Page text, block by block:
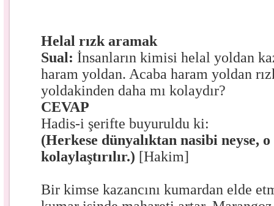
Helal rızk aramak
Sual: İnsanların kimisi helal yoldan
haram yoldan. Acaba haram yoldan
yoldakinden daha mı kolaydır?
CEVAP
Hadis-i şerifte buyuruldu ki:
(Herkese dünyalıktan nasibi neyse,
kolaylaştırılır.) [Hakim]
Bir kimse kazancını kumardan elde